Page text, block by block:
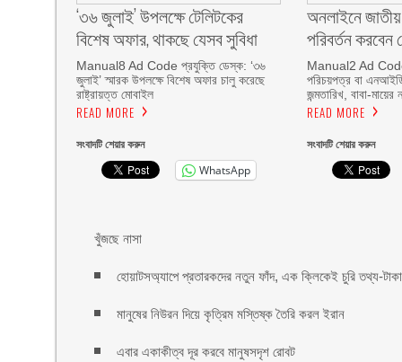
‘৩৬ জুলাই’ উপলক্ষে টেলিটকের
বিশেষ অফার, থাকছে যেসব সুবিধা
Manual8 Ad Code প্রযুক্তি ডেস্ক: ‘৩৬
জুলাই’ স্মারক উপলক্ষে বিশেষ অফার চালু করেছে
রাষ্ট্রায়ত্ত মোবাইল
READ MORE
সংবাদটি শেয়ার করুন
WhatsApp
অনলাইনে
পরিবর্তন করবেন
Manual2 Ad
পরিচয়পত্র বা
জন্মতারিখ, বাবা-মায়ের
READ MORE
সংবাদটি শেয়ার করুন
খুঁজছে নাসা
হোয়াটসঅ্যাপে প্রতারকদের নতুন ফাঁদ, এক ক্লিকেই চুরি তথ্য-টাকা
মানুষের নিউরন দিয়ে কৃত্রিম মস্তিষ্ক তৈরি করল ইরান
এবার একাকীত্ব দূর করবে মানুষসদৃশ রোবট